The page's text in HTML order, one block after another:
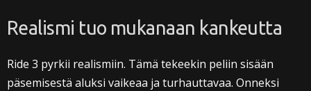
Realismi tuo mukanaan kankeutta
Ride 3 pyrkii realismiin. Tämä tekeekin peliin sisään
päsemisestä aluksi vaikeaa ja turhauttavaa. Onneksi